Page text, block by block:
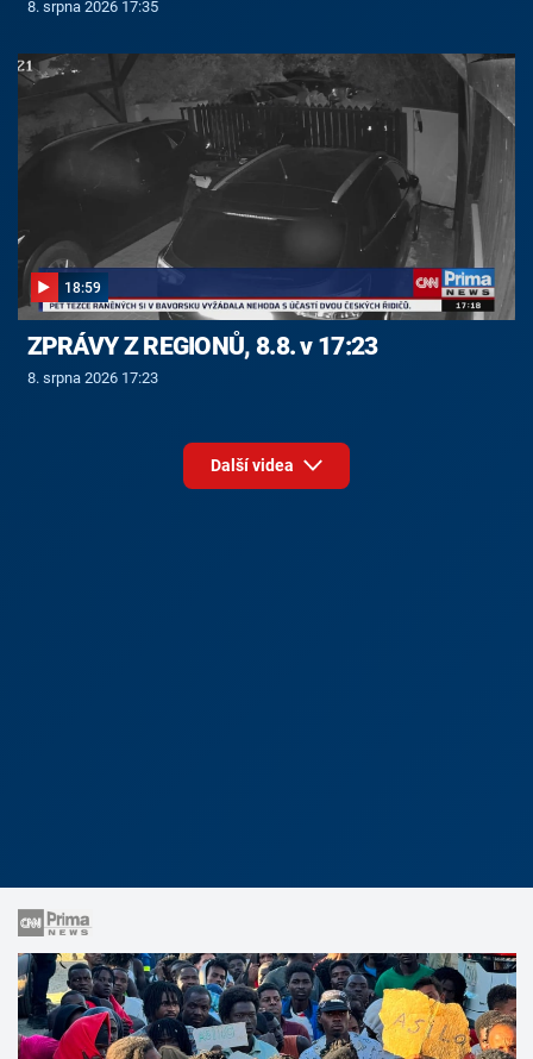
8. srpna 2026 17:35
18:59
ZPRÁVY Z REGIONŮ, 8.8. v 17:23
8. srpna 2026 17:23
Další videa